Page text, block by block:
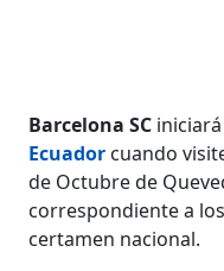
Barcelona SC
Ecuador cuando
de Octubre de
correspondiente a
certamen nacional.